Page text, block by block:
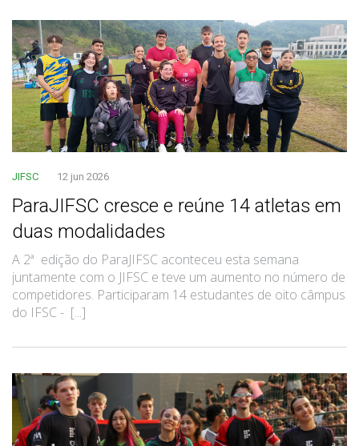
JIFSC 12 jun 2026
ParaJIFSC cresce e reúne 14 atletas em
duas modalidades
A 2ª edição do ParaJIFSC aconteceu esta semana
juntamente com o JIFSC e teve um aumento no número de
competidores. Participaram 14 estudantes de oito câmpus
do IFSC - [...]